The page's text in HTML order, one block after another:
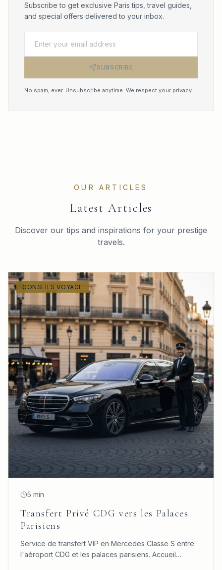
Subscribe to get exclusive Paris tips, travel guides,
and special offers delivered to your inbox.
SUBSCRIBE
No spam, ever. Unsubscribe anytime. We respect your privacy.
OUR ARTICLES
Latest Articles
Discover our tips and inspirations for your prestige
travels.
CONSEILS VOYAGE
5 min
Transfert Privé CDG vers les Palaces
Parisiens
Service de transfert VIP en Mercedes Classe S entre
l'aéroport CDG et les palaces parisiens. Accueil